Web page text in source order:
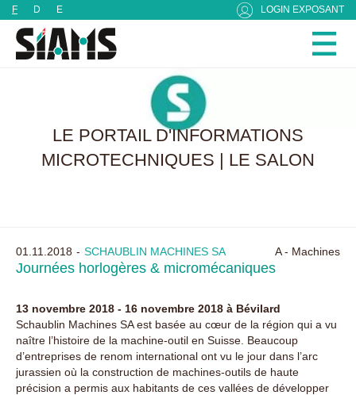
F D E LOGIN EXPOSANT
LE PORTAIL D'INFORMATIONS
MICROTECHNIQUES | LE SALON
01.11.2018 SCHAUBLIN MACHINES SA A - Machines
Journées horlogères & micromécaniques
13 novembre 2018 - 16 novembre 2018 à Bévilard
Schaublin Machines SA est basée au cœur de la région qui a vu
naître l’histoire de la machine-outil en Suisse. Beaucoup
d’entreprises de renom international ont vu le jour dans l’arc
jurassien où la construction de machines-outils de haute
précision a permis aux habitants de ces vallées de développer
Panneau de gestion des cookies